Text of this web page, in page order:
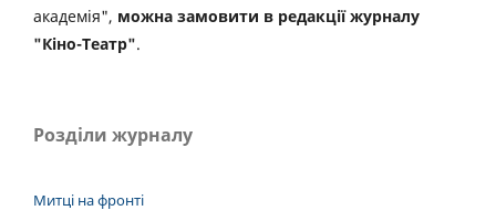
академія", можна замовити в редакції журналу
"Кіно-Театр".
Розділи журналу
Митці на фронті